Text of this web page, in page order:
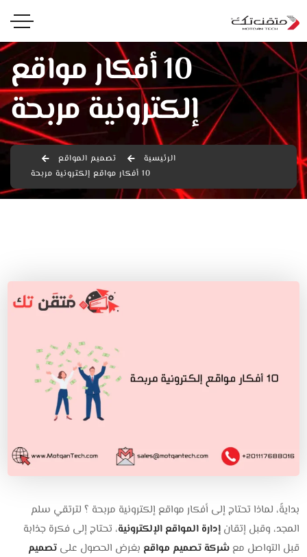
10 أفكار مواقع
إلكترونية مربحة
الرئيسية
تصميم المواقع
10 أفكار مواقع إلكترونية مربحة
بدايةً، لماذا تحتاج إلى أفكار مواقع إلكترونية مربحة ؟ لترتقي سلم
المجد، وقبل إتقانإدارة المواقع الإلكترونية، تحتاج إلى فكرة جذابة
قبل التواصل معشركة تصميم مواقع بغرض الحصول علىتصميم